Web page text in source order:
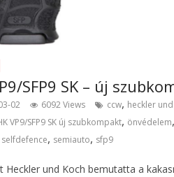
SFP9 SK – új
02 6092 Views ccw, heckler
VP9/SFP9 SK új szubkompakt, önvédelem,
selfdefence, semiauto, sfp9
Heckler und Koch bemutatta a